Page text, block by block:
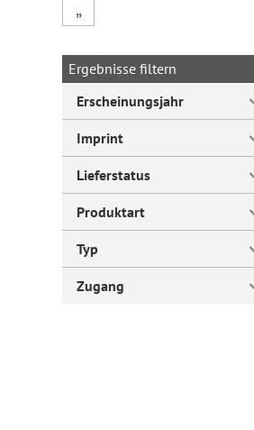
Forum Arbeitslehre
„
Ergebnisse filtern
Erscheinungsjahr
Imprint
Lieferstatus
Produktart
Typ
Zugang